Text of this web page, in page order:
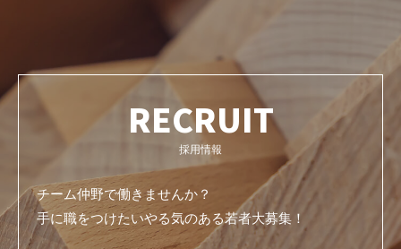
RECRUIT
採用情報
チーム仲野で働きませんか？
手に職をつけたいやる気のある若者大募集！